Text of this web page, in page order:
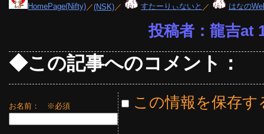
HomePage(Nifty) ／(NSK) ／ すたーりぃないと ／ はなの
投稿者：龍吉at
◆この記事へのコメント：
お名前： ※必須 この情報を保存す